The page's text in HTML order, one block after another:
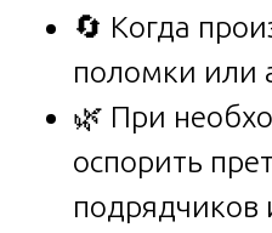
🔄 Когда
поломки или
🌿 При
оспорить
подрядчиков